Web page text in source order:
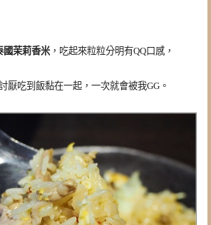
國茉莉香米，吃起來粒粒分明有QQ口感，
厭吃到飯黏在一起，一次就會被我GG。